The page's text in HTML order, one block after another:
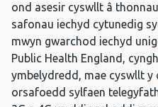
ond asesir cyswllt â
safonau iechyd cytunedig
mwyn gwarchod iechyd
Public Health England,
ymbelydredd, mae cyswllt
orsafoedd sylfaen